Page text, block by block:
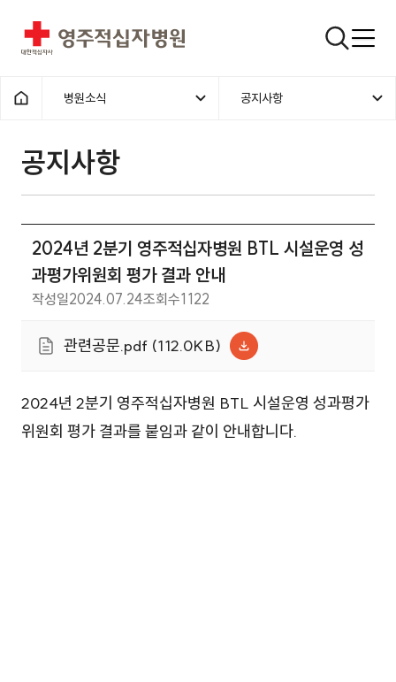
영주적십자병원 검색창
홈으로
병원소식 공지사항
공지사항
2024년 2분기 영주적십자병원 BTL 시설운영 성
과평가위원회 평가 결과 안내
작성일2024.07.24조회수1122
관련공문.pdf (112.0KB)
2024년 2분기 영주적십자병원 BTL 시설운영 성과평가
위원회 평가 결과를 붙임과 같이 안내합니다.